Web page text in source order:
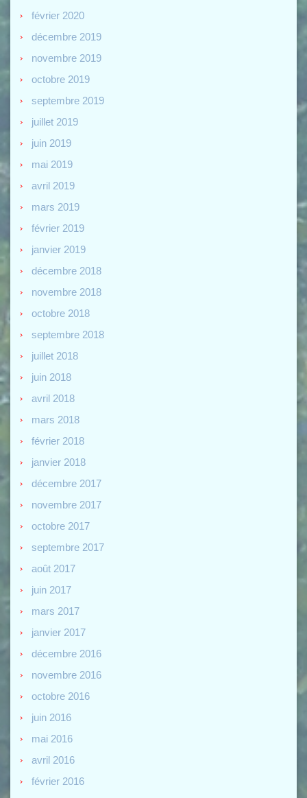
février 2020
décembre 2019
novembre 2019
octobre 2019
septembre 2019
juillet 2019
juin 2019
mai 2019
avril 2019
mars 2019
février 2019
janvier 2019
décembre 2018
novembre 2018
octobre 2018
septembre 2018
juillet 2018
juin 2018
avril 2018
mars 2018
février 2018
janvier 2018
décembre 2017
novembre 2017
octobre 2017
septembre 2017
août 2017
juin 2017
mars 2017
janvier 2017
décembre 2016
novembre 2016
octobre 2016
juin 2016
mai 2016
avril 2016
février 2016